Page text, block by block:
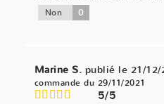
Non 0
Marine S. publié le 21/12/
commande du 29/11/2021
5/5